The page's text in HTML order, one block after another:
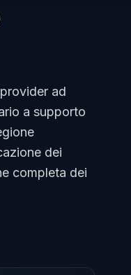
ad
a supporto
dei
completa dei